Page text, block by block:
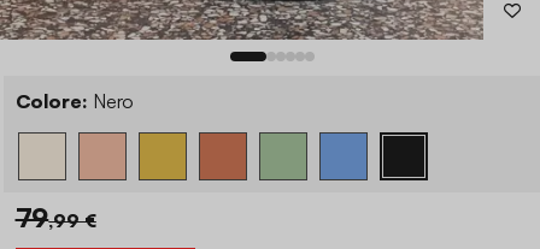
Colore: Nero
79,99 €